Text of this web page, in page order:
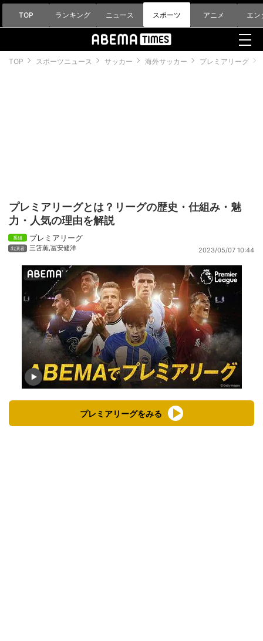
TOP ランキング ニュース スポーツ アニメ エン
TOP スポーツニュース サッカー 海外サッカー プレミアリーグ
プレミアリーグとは？リーグの歴史・仕組み・魅
力・人気の理由を解説
プレミアリーグ
三笘薫,冨安健洋 2023/05/07 10:44
プレミアリーグをみる